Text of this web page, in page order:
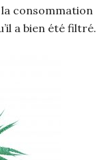
consommation
a bien été filtré.